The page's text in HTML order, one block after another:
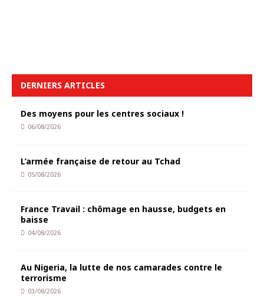
DERNIERS ARTICLES
Des moyens pour les centres sociaux !
06/08/2026
L’armée française de retour au Tchad
05/08/2026
France Travail : chômage en hausse, budgets en
baisse
04/08/2026
Au Nigeria, la lutte de nos camarades contre le
terrorisme
03/08/2026